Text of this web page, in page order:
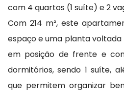
com 4 quartos (1 suíte) e 2
Com 214 m², este
espaço e uma planta
em posição de frente e
dormitórios, sendo 1 suíte,
que permitem organizar